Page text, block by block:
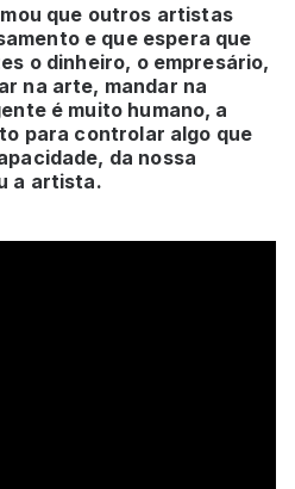
que outros artistas
e que espera que
o dinheiro, o empresário,
na arte, mandar na
é muito humano, a
para controlar algo que
da nossa
a artista.